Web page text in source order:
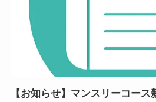
【お知らせ】マンスリーコー